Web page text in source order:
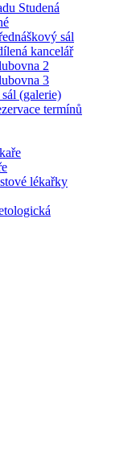
Studená
sál
kancelář
2
3
(galerie)
termínů
lékařky